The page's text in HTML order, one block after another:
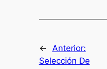
←
Anterior:
Selección De